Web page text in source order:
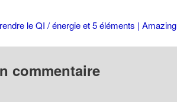
le QI / énergie et 5 éléments |
commentaire